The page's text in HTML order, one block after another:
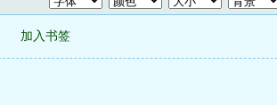
加入书签